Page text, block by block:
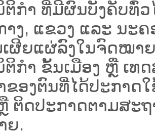
ກໍາ ທີ່ມີຜົນບັງຄັບທົ່ວ
າງ, ແຂວງ ແລະ ນ
ຜີຍແຜ່ລົງໃນຈົດໝາ
ກຳ ຂັ້ນເມືອງ ຫຼື ເທ
ຂອງຕົນທີ່ໄດ້ປະກາ
ຕິດປະກາດຕາມສະ
ຍ.